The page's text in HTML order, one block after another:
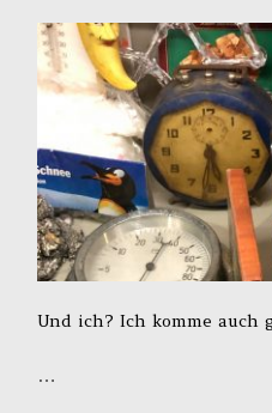
Und ich? Ich komme
…